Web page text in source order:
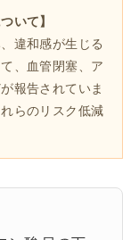
いて】
違和感が生じる
、血管閉塞、ア
報告されていま
らのリスク低減